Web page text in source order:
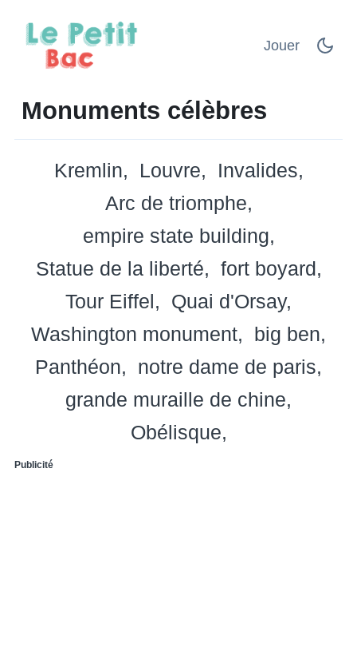
Jouer
Monuments célèbres
Kremlin Louvre
Invalides
Arc de triomphe
empire state building
Statue de la liberté
fort boyard
Tour Eiffel
Quai d'Orsay
Washington monument
big ben
Panthéon
notre dame de paris
grande muraille de chine
Obélisque
Publicité